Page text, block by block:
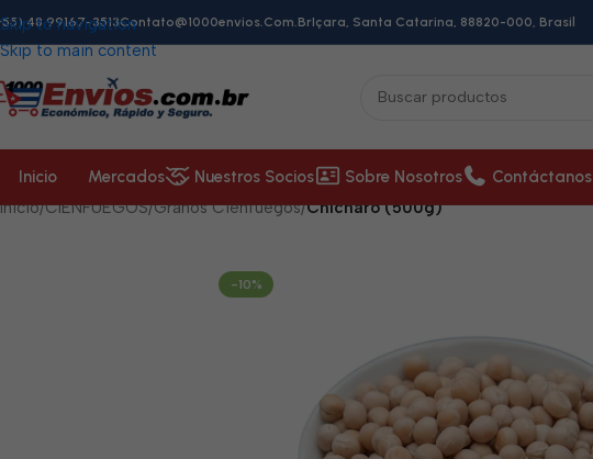
Skip to navigation
Skip to main content
48 99167-3513Contato@1000envios.com.brIçara, Santa Catarina, 88820-000, Brasil
Inicio Mercados Nuestros Socios Sobre Nosotros Contáctanos
Inicio/CIENFUEGOS/Granos Cienfuegos/Chícharo (500g)
-10%